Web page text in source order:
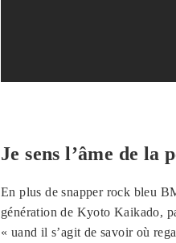
Je sens l’âme de la
En plus de snapper rock bleu
génération de Kyoto Kaikado,
« uand il s’agit de savoir où